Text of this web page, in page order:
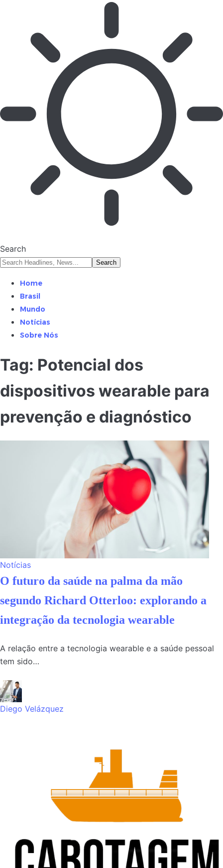
Search
Home
Brasil
Mundo
Notícias
Sobre Nós
Tag: Potencial dos
dispositivos wearable para
prevenção e diagnóstico
Notícias
O futuro da saúde na palma da mão
segundo Richard Otterloo: explorando a
integração da tecnologia wearable
A relação entre a tecnologia wearable e a saúde pessoal
tem sido…
Diego Velázquez